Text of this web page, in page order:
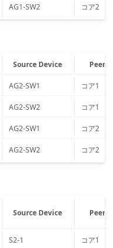
AG1-SW2 コア2
Source Device Peer
AG2-SW1 コア1
AG2-SW2 コア1
AG2-SW1 コア2
AG2-SW2 コア2
Source Device Peer
S2-1 コア1